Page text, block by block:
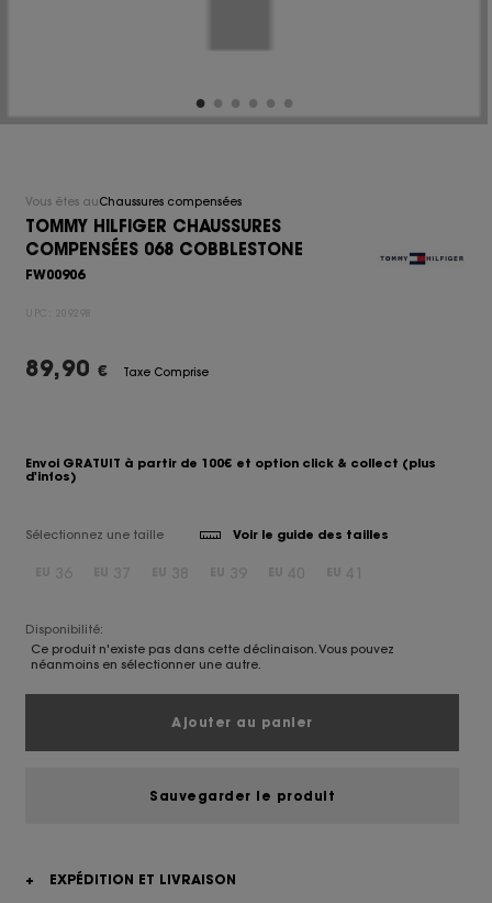
Vous êtes auChaussures compensées
TOMMY HILFIGER CHAUSSURES
COMPENSÉES 068 COBBLESTONE
FW00906
UPC: 209298
89,90 € Taxe Comprise
Envoi GRATUIT à partir de 100€ et option click & collect (plus
d'infos)
Sélectionnez une taille Voir le guide des tailles
Disponibilité:
Ce produit n'existe pas dans cette déclinaison. Vous pouvez
néanmoins en sélectionner une autre.
Ajouter au panier
Sauvegarder le produit
+
EXPÉDITION ET LIVRAISON